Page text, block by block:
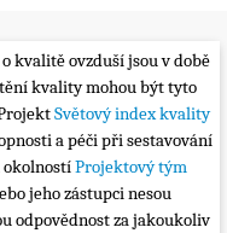
kvalitě ovzduší jsou v době
kvality mohou být tyto
Světový index kvality
a péči při sestavování
okolnostíProjektový tým
jeho zástupci nesou
odpovědnost za jakoukoliv